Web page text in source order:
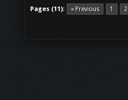
Pages (11): « Previous 1 2